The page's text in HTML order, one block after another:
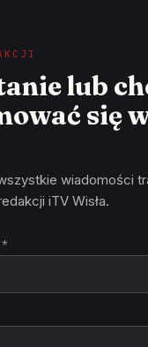
lub
się
wiadomości
iTV Wisła.
*